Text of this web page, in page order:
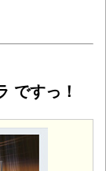
ですっ！